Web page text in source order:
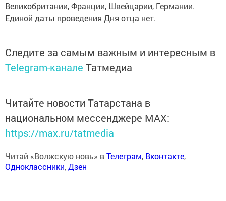
Великобритании, Франции, Швейцарии, Германии.
Единой даты проведения Дня отца нет.
Следите за самым важным и интересным в
Telegram-канале Татмедиа
Читайте новости Татарстана в
национальном мессенджере MАХ:
https://max.ru/tatmedia
Читай «Волжскую новь» вТелеграм, Вконтакте,
Одноклассники,Дзен